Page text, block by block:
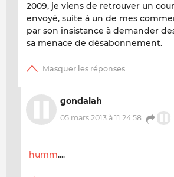
2009, je viens de retrouver un
envoyé, suite à un de mes
par son insistance à demander
sa menace de désabonnement.
gondalah
05 mars 2013 à 11:24:58
humm....